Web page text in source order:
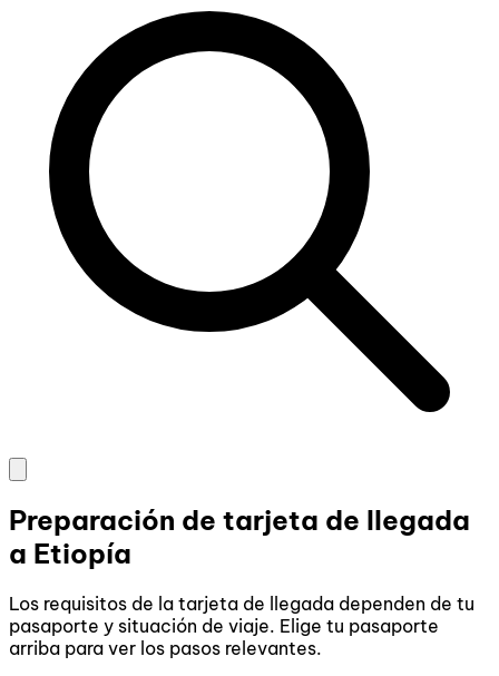
Preparación de tarjeta de llegada
a Etiopía
Los requisitos de la tarjeta de llegada dependen de tu
pasaporte y situación de viaje. Elige tu pasaporte
arriba para ver los pasos relevantes.